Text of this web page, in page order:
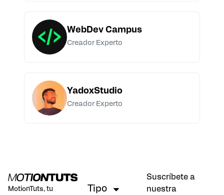
WebDev Campus
Creador Experto
YadoxStudio
Creador Experto
MotionTuts, tu
Tipo
Suscríbete a
nuestra